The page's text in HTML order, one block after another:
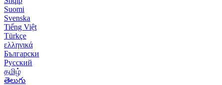
Suomi
Svenska
Tiếng Việt
Türkçe
ελληνικά
Български
Русский
தமிழ்
తెలుగు